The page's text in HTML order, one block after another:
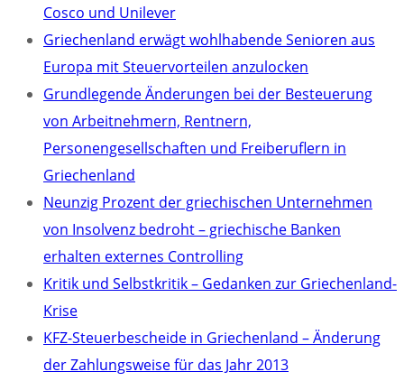
Cosco und Unilever
Griechenland erwägt wohlhabende Senioren aus
Europa mit Steuervorteilen anzulocken
Grundlegende Änderungen bei der Besteuerung
von Arbeitnehmern, Rentnern,
Personengesellschaften und Freiberuflern in
Griechenland
Neunzig Prozent der griechischen Unternehmen
von Insolvenz bedroht – griechische Banken
erhalten externes Controlling
Kritik und Selbstkritik – Gedanken zur Griechenland-
Krise
KFZ-Steuerbescheide in Griechenland – Änderung
der Zahlungsweise für das Jahr 2013